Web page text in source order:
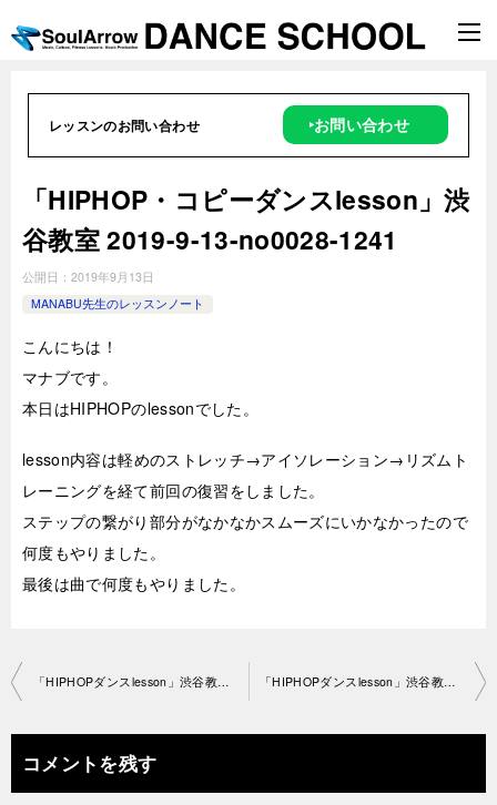
レッスンのお問い合わせ ‣お問い合わせ
「HIPHOP・コピーダンスlesson」渋
谷教室 2019-9-13-­no0028-1241
公開日： 2019年9月13日
MANABU先生のレッスンノート
こんにちは！
マナブです。
本日はHIPHOPのlessonでした。
lesson内容は軽めのストレッチ→アイソレーション→リズムト
レーニングを経て前回の復習をしました。
ステップの繋がり部分がなかなかスムーズにいかなかったので
何度もやりました。
最後は曲で何度もやりました。
投
ナ
ビ
「HIPHOPダンスlesson」渋谷教室 2019-9-9-­no0028-1262 「HIPHOPダンスlesson」渋谷教室 2019-9-17-­no0028-1260
コメントを残す